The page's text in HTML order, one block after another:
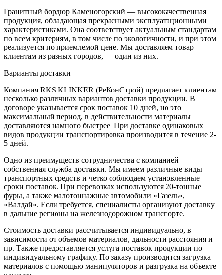
Гранитный бордюр Каменогорский — высококачественная
продукция, обладающая прекрасными эксплуатационными
характеристиками. Она соответствует актуальным стандартам
по всем критериям, в том числе по экологичности, и при этом
реализуется по приемлемой цене. Мы доставляем товар
клиентам из разных городов, — один из них.
Варианты доставки
Компания RKS KLINKER (РеКонСтрой) предлагает клиентам
несколько различных вариантов доставки продукции. В
договоре указывается срок поставок 10 дней, но это
максимальный период, в действительности материалы
доставляются намного быстрее. При доставке одинаковых
видов продукции транспортировка производится в течение 2-
5 дней.
Одно из преимуществ сотрудничества с компанией —
собственная служба доставки. Мы имеем различные виды
транспортных средств и четко соблюдаем установленные
сроки поставок. При перевозках используются 20-тонные
фуры, а также малотоннажные автомобили «Газель»,
«Валдай». Если требуется, специалисты организуют доставку
в дальние регионы на железнодорожном транспорте.
Стоимость доставки рассчитывается индивидуально, в
зависимости от объемов материалов, дальности расстояния и
пр. Также предоставляется услуга поставок продукции по
индивидуальному графику. По заказу производится загрузка
материалов с помощью манипуляторов и разгрузка на объекте